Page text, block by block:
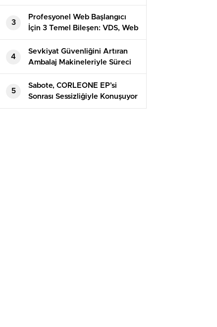
verdi
3
Profesyonel Web Başlangıcı
İçin 3 Temel Bileşen: VDS, Web
Hosting ve DV SSL
4
Sevkiyat Güvenliğini Artıran
Ambalaj Makineleriyle Süreci
Baştan Sona Kontrol Edin
5
Sabote, CORLEONE EP’si
Sonrası Sessizliğiyle Konuşuyor